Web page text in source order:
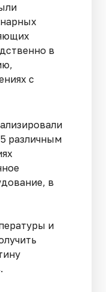
в
с
различным
в
и